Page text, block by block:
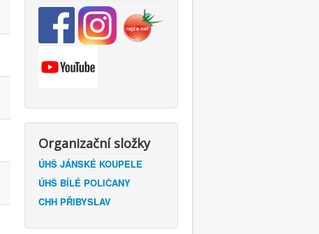
Organizační složky
ÚHŠ JÁNSKÉ KOUPELE
ÚHŠ BÍLÉ POLIČANY
CHH PŘIBYSLAV